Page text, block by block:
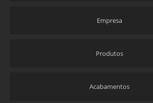
Empresa
Produtos
Acabamentos